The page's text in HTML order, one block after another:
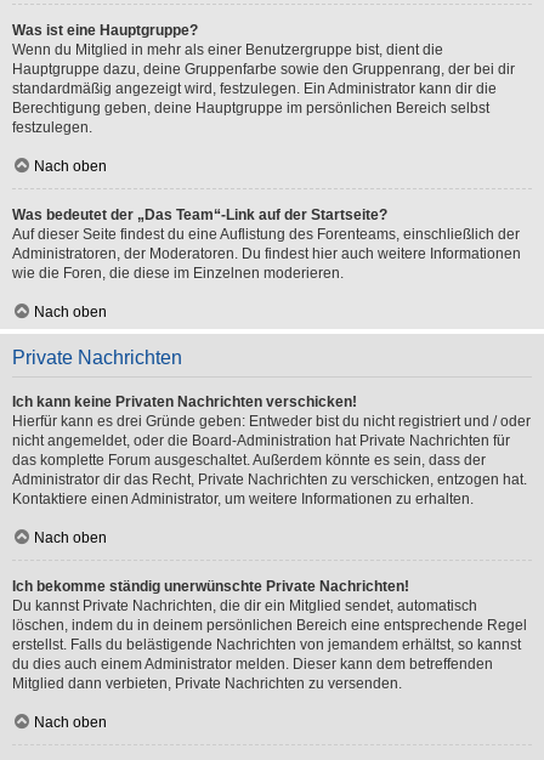
Was ist eine Hauptgruppe?
Wenn du Mitglied in mehr als einer Benutzergruppe bist, dient die
Hauptgruppe dazu, deine Gruppenfarbe sowie den Gruppenrang, der bei dir
standardmäßig angezeigt wird, festzulegen. Ein Administrator kann dir die
Berechtigung geben, deine Hauptgruppe im persönlichen Bereich selbst
festzulegen.
Nach oben
Was bedeutet der „Das Team“-Link auf der Startseite?
Auf dieser Seite findest du eine Auflistung des Forenteams, einschließlich der
Administratoren, der Moderatoren. Du findest hier auch weitere Informationen
wie die Foren, die diese im Einzelnen moderieren.
Nach oben
Private Nachrichten
Ich kann keine Privaten Nachrichten verschicken!
Hierfür kann es drei Gründe geben: Entweder bist du nicht registriert und / oder
nicht angemeldet, oder die Board-Administration hat Private Nachrichten für
das komplette Forum ausgeschaltet. Außerdem könnte es sein, dass der
Administrator dir das Recht, Private Nachrichten zu verschicken, entzogen hat.
Kontaktiere einen Administrator, um weitere Informationen zu erhalten.
Nach oben
Ich bekomme ständig unerwünschte Private Nachrichten!
Du kannst Private Nachrichten, die dir ein Mitglied sendet, automatisch
löschen, indem du in deinem persönlichen Bereich eine entsprechende Regel
erstellst. Falls du belästigende Nachrichten von jemandem erhältst, so kannst
du dies auch einem Administrator melden. Dieser kann dem betreffenden
Mitglied dann verbieten, Private Nachrichten zu versenden.
Nach oben